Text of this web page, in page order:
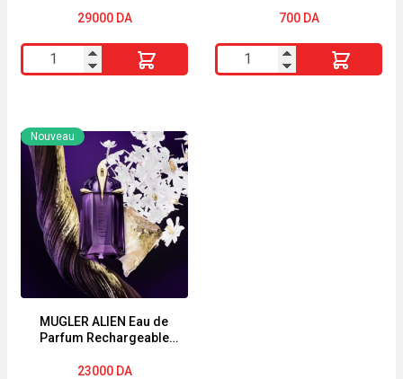
29000 DA
quantité
de
Eau
De
Parfum
GIVENCHY
IRRESISTIBLE
80ML
700 DA
quantité
de
MUGLER ALIEN Eau de
Parfum Rechargeable
Nouveau
23000 DA